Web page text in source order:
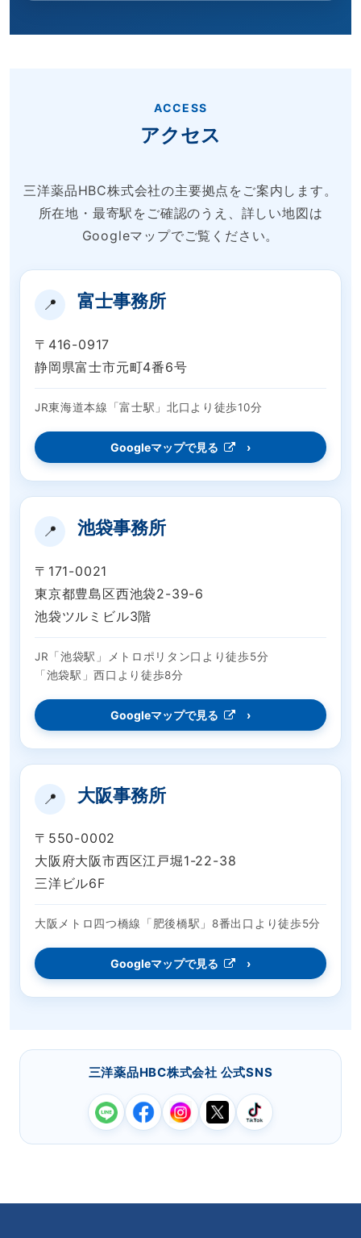
ACCESS
アクセス
三洋薬品HBC株式会社の主要拠点をご案内します。
所在地・最寄駅をご確認のうえ、詳しい地図は
Googleマップでご覧ください。
📍 富士事務所
〒416-0917
静岡県富士市元町4番6号
JR東海道本線「富士駅」北口より徒歩10分
Googleマップで見る
📍 池袋事務所
〒171-0021
東京都豊島区西池袋2-39-6
池袋ツルミビル3階
JR「池袋駅」メトロポリタン口より徒歩5分
「池袋駅」西口より徒歩8分
Googleマップで見る
📍 大阪事務所
〒550-0002
大阪府大阪市西区江戸堀1-22-38
三洋ビル6F
大阪メトロ四つ橋線「肥後橋駅」8番出口より徒歩5分
Googleマップで見る
三洋薬品HBC株式会社 公式SNS